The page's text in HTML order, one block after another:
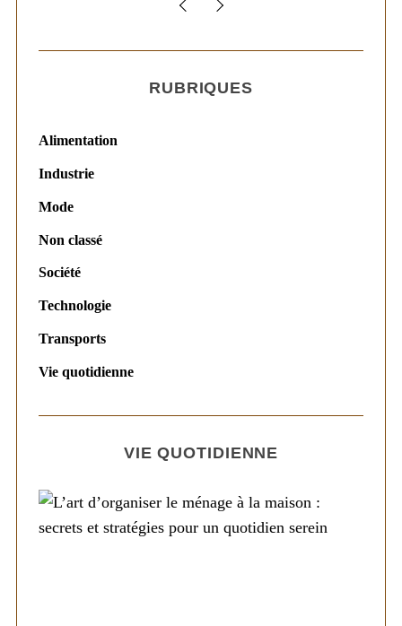
RUBRIQUES
Alimentation
Industrie
Mode
Non classé
Société
Technologie
Transports
Vie quotidienne
VIE QUOTIDIENNE